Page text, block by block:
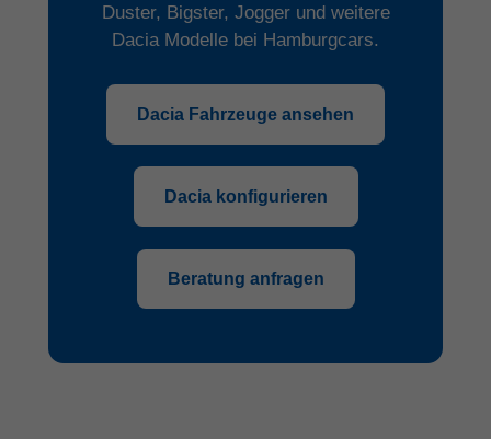
Duster, Bigster, Jogger und weitere
Dacia Modelle bei Hamburgcars.
Dacia Fahrzeuge ansehen
Dacia konfigurieren
Beratung anfragen